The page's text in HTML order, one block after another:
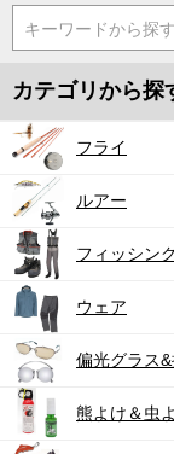
キーワードから探す
カテゴリから探
フライ
ルアー
フィッシン
ウェア
偏光グラス
熊よけ＆虫